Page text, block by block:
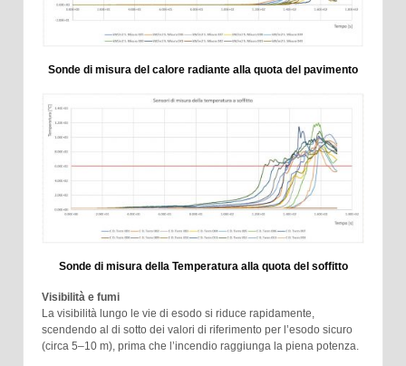
Sonde di misura del calore radiante alla quota del pavimento
Sonde di misura della Temperatura alla quota del soffitto
Visibilità e fumi
La visibilità lungo le vie di esodo si riduce rapidamente,
scendendo al di sotto dei valori di riferimento per l’esodo sicuro
(circa 5–10 m), prima che l’incendio raggiunga la piena potenza.